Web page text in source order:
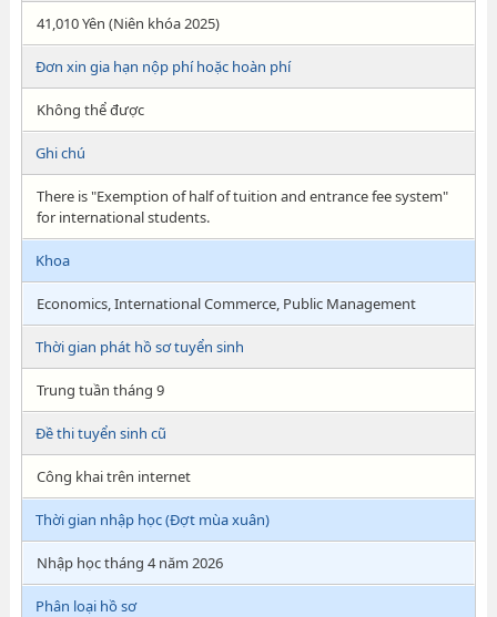
41,010 Yên (Niên khóa 2025)
Đơn xin gia hạn nộp phí hoặc hoàn phí
Không thể được
Ghi chú
There is "Exemption of half of tuition and entrance fee system"
for international students.
Khoa
Economics, International Commerce, Public Management
Thời gian phát hồ sơ tuyển sinh
Trung tuần tháng 9
Đề thi tuyển sinh cũ
Công khai trên internet
Thời gian nhập học (Đợt mùa xuân)
Nhập học tháng 4 năm 2026
Phân loại hồ sơ